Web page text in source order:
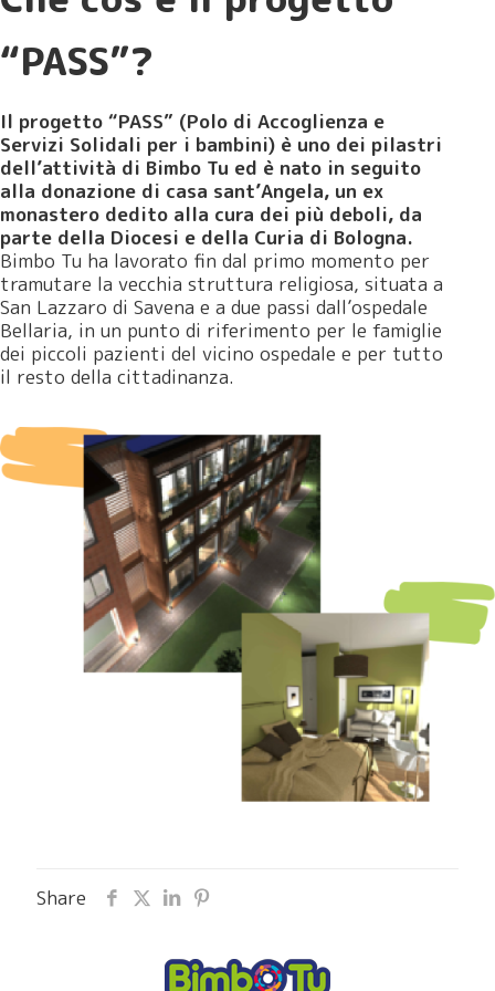
“PASS”?
Il progetto “PASS” (Polo di Accoglienza e
Servizi Solidali per i bambini) è uno dei pilastri
dell’attività di Bimbo Tu ed è nato in seguito
alla donazione di casa sant’Angela, un ex
monastero dedito alla cura dei più deboli, da
parte della Diocesi e della Curia di Bologna.
Bimbo Tu ha lavorato fin dal primo momento per
tramutare la vecchia struttura religiosa, situata a
San Lazzaro di Savena e a due passi dall’ospedale
Bellaria, in un punto di riferimento per le famiglie
dei piccoli pazienti del vicino ospedale e per tutto
il resto della cittadinanza.
Share